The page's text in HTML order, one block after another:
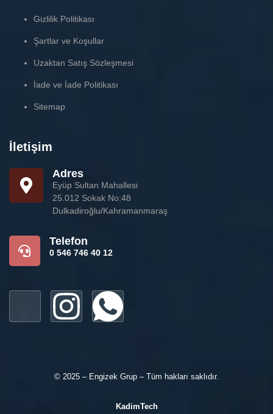
Gizlilik Politikası
Şartlar ve Koşullar
Uzaktan Satış Sözleşmesi
İade ve İade Politikası
Sitemap
İletişim
Adres
Eyüp Sultan Mahallesi
25.012 Sokak No:48
Dulkadiroğlu/Kahramanmaraş
Telefon
0 546 746 40 12
© 2025 – Engizek Grup – Tüm hakları saklıdır.
KadimTech